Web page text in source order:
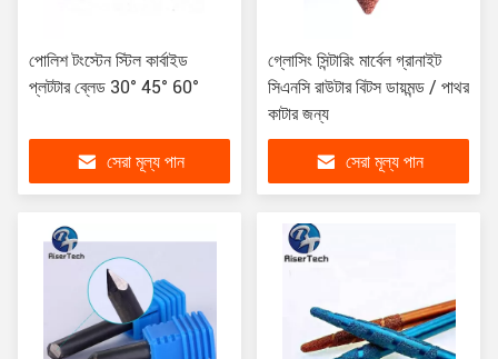
পোলিশ টংস্টেন স্টিল কার্বাইড
প্লটটার ব্লেড 30° 45° 60°
সেরা মূল্য পান
গ্লোসিং সিন্টারিং মার্বেল গ্রানাইট
সিএনসি রাউটার বিটস ডায়মন্ড / পাথর
কাটার জন্য
সেরা মূল্য পান